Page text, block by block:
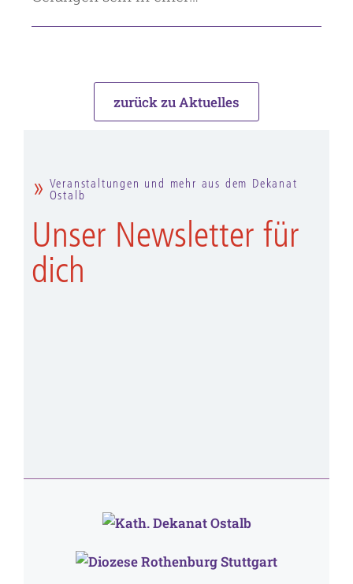
zurück zu Aktuelles
Veranstaltungen und mehr aus dem Dekanat
Ostalb
Unser Newsletter für
dich